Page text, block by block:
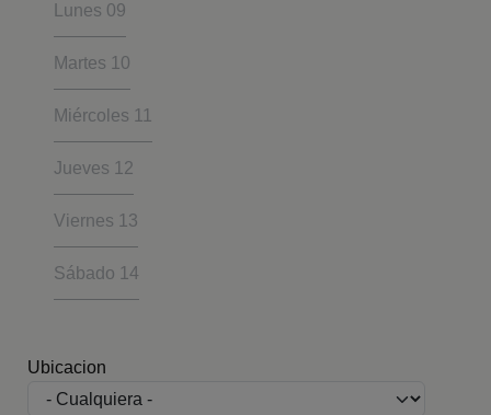
Lunes 09
Martes 10
Miércoles 11
Jueves 12
Viernes 13
Sábado 14
Ubicacion